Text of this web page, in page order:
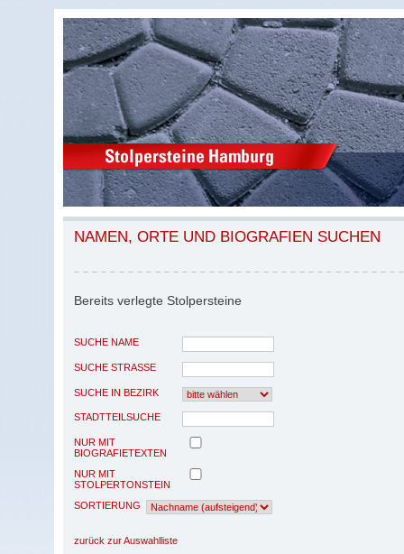
NAMEN, ORTE UND BIOGRAFIEN SUCHEN
Bereits verlegte Stolpersteine
SUCHE NAME
SUCHE STRASSE
SUCHE IN BEZIRK
STADTTEILSUCHE
NUR MIT
BIOGRAFIETEXTEN
NUR MIT
STOLPERTONSTEIN
SORTIERUNG
zurück zur Auswahlliste